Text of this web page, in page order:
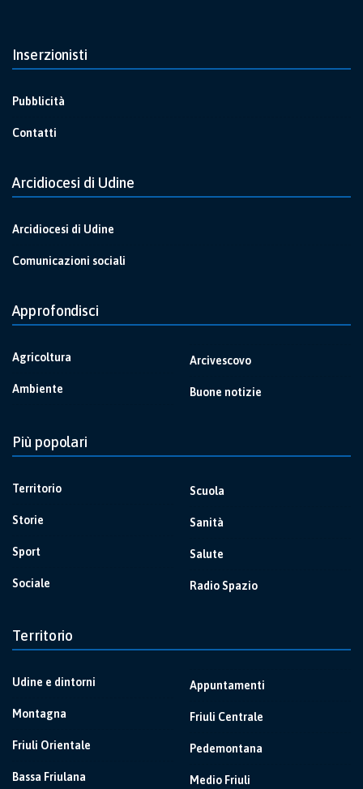
Inserzionisti
Pubblicità
Contatti
Arcidiocesi di Udine
Arcidiocesi di Udine
Comunicazioni sociali
Approfondisci
Agricoltura
Ambiente
Arcivescovo
Buone notizie
Più popolari
Territorio
Storie
Sport
Sociale
Scuola
Sanità
Salute
Radio Spazio
Territorio
Udine e dintorni
Montagna
Friuli Orientale
Bassa Friulana
Appuntamenti
Friuli Centrale
Pedemontana
Medio Friuli